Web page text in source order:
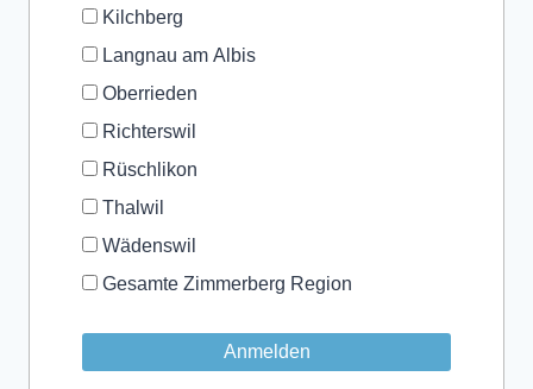
Kilchberg
Langnau am Albis
Oberrieden
Richterswil
Rüschlikon
Thalwil
Wädenswil
Gesamte Zimmerberg Region